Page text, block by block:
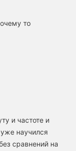
то
и частоте и
научился
сравнений на